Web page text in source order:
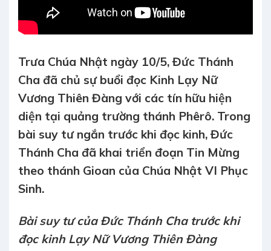
Trưa Chúa Nhật ngày 10/5, Đức Thánh
Cha đã chủ sự buổi đọc Kinh Lạy Nữ
Vương Thiên Đàng với các tín hữu hiện
diện tại quảng trường thánh Phêrô. Trong
bài suy tư ngắn trước khi đọc kinh, Đức
Thánh Cha đã khai triển đoạn Tin Mừng
theo thánh Gioan của Chúa Nhật VI Phục
Sinh.
Bài suy tư của Đức Thánh Cha trước khi
đọc kinh Lạy Nữ Vương Thiên Đàng